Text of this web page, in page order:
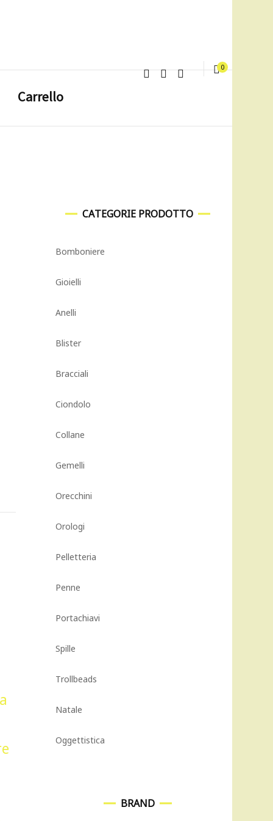
0
Carrello
CATEGORIE PRODOTTO
Bomboniere
Gioielli
Anelli
Blister
Bracciali
Ciondolo
Collane
Gemelli
Orecchini
Orologi
Pelletteria
Penne
Portachiavi
Spille
Trollbeads
Natale
Oggettistica
BRAND